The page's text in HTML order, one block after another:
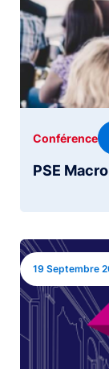
PSE
Conférence
Image
19 Septembre